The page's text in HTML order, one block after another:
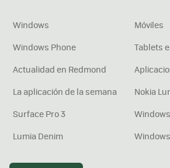
Windows
Móviles
Windows Phone
Tablets
Actualidad en Redmond
La aplicación de la semana
Nokia
Surface Pro 3
Windows
Lumia Denim